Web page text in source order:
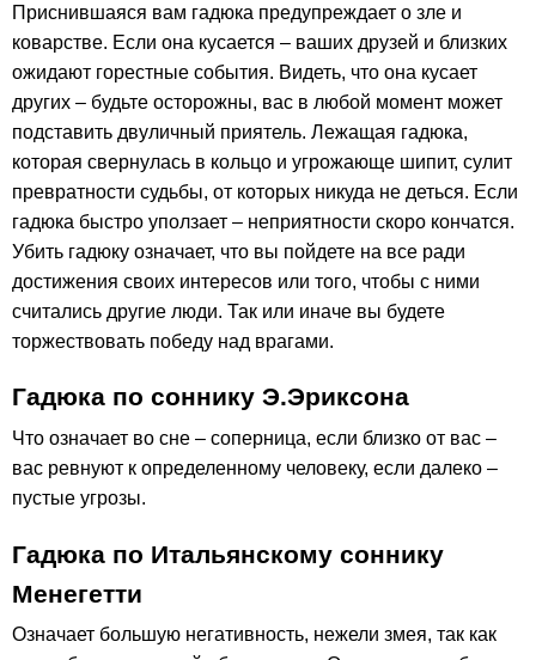
Приснившаяся вам гадюка предупреждает о зле и
коварстве. Если она кусается – ваших друзей и близких
ожидают горестные события. Видеть, что она кусает
других – будьте осторожны, вас в любой момент может
подставить двуличный приятель. Лежащая гадюка,
которая свернулась в кольцо и угрожающе шипит, сулит
превратности судьбы, от которых никуда не деться. Если
гадюка быстро уползает – неприятности скоро кончатся.
Убить гадюку означает, что вы пойдете на все ради
достижения своих интересов или того, чтобы с ними
считались другие люди. Так или иначе вы будете
торжествовать победу над врагами.
Гадюка по соннику Э.Эриксона
Что означает во сне – соперница, если близко от вас –
вас ревнуют к определенному человеку, если далеко –
пустые угрозы.
Гадюка по Итальянскому соннику
Менегетти
Означает большую негативность, нежели змея, так как